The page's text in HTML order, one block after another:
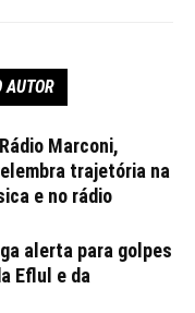
AUTOR
Marconi,
trajetória na
e no rádio
alerta para golpes
Eflul e da